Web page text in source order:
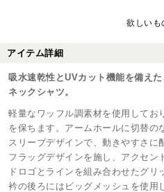
欲しいも
アイテム詳細
吸水速乾性とUVカット機能を備え
ネックシャツ。
軽量なワッフル調素材を使用してお
を保ちます。アームホールに切替の
スリーブデザインで、動きやすさに
フラッグデザインを施し、アクセン
ドロゴとラインを組み合わせたグリ
衿の後ろにはビッグメッシュを使用